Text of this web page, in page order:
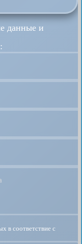
данные и
в соответствие с